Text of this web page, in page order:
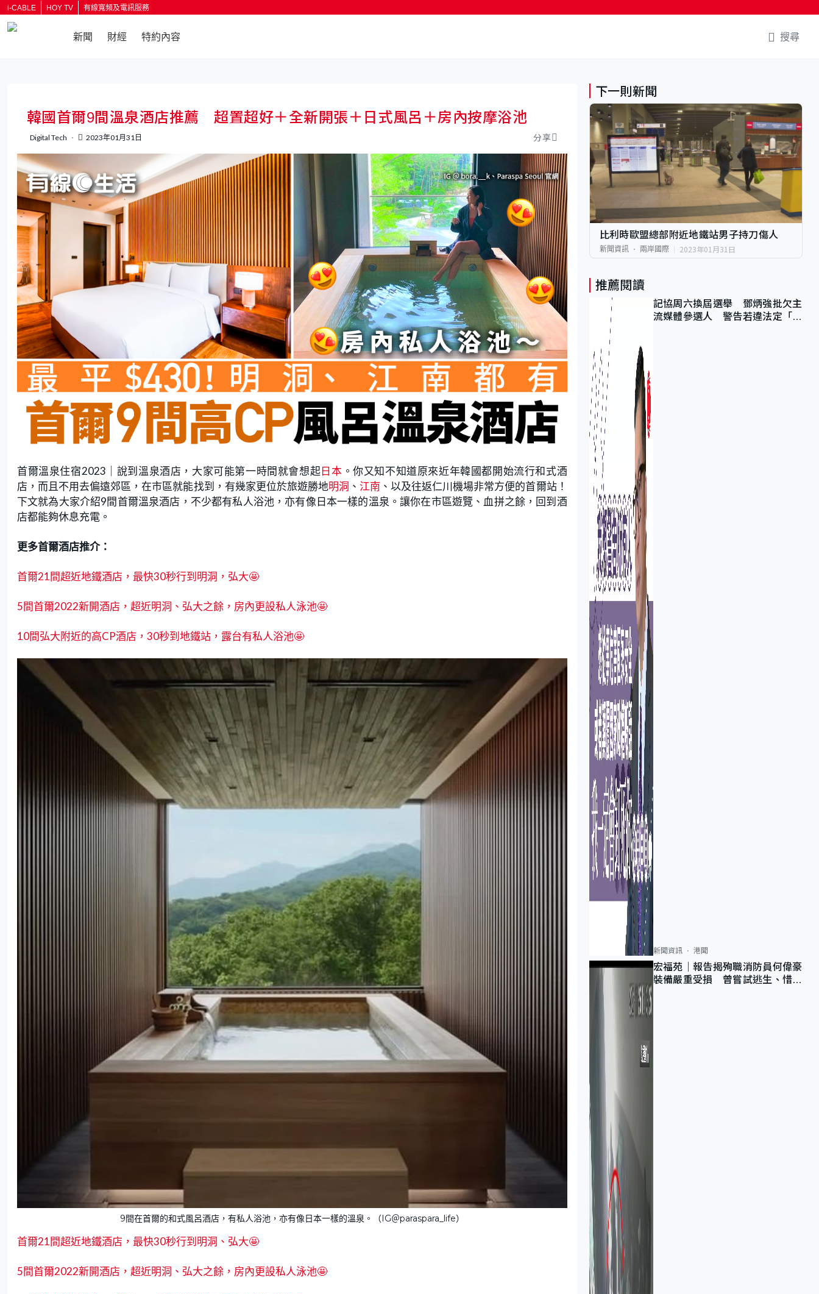
i-CABLE HOY TV 有線寬頻及電訊服務
新聞 財經 特約內容 搜尋
韓國首爾9間溫泉酒店推薦 超置超好＋全新開張＋日式風呂＋房內按摩浴池
Digital Tech 2023年01月31日 分享
首爾溫泉住宿2023｜說到溫泉酒店，大家可能第一時間就會想起日本 。你又知不知道原來近年韓國都開始流行和式酒
店，而且不用去偏遠郊區，在市區就能找到，有幾家更位於旅遊勝地明洞 、 江南 、以及往返仁川機場非常方便的首爾站！
下文就為大家介紹9間首爾溫泉酒店，不少都有私人浴池，亦有像日本一樣的溫泉。讓你在市區遊覽、血拼之餘，回到酒
店都能夠休息充電。
更多首爾酒店推介：
首爾21間超近地鐵酒店，最快30秒行到明洞，弘大🤩
5間首爾2022新開酒店，超近明洞、弘大之餘，房內更設私人泳池🤩
10間弘大附近的高CP酒店，30秒到地鐵站，露台有私人浴池🤩
9間在首爾的和式風呂酒店，有私人浴池，亦有像日本一樣的溫泉。（IG＠paraspara_life）
首爾21間超近地鐵酒店，最快30秒行到明洞、弘大🤩
5間首爾2022新開酒店，超近明洞、弘大之餘，房內更設私人泳池🤩
下一則新聞
比利時歐盟總部附近地鐵站男子持刀傷人
新聞資訊 兩岸國際 2023年01月31日
推薦閱讀
記協周六換屆選舉 鄧炳強批欠主
流媒體參選人 警告若違法定「釘
新聞資訊 港聞
宏福苑｜報告揭殉職消防員何偉豪
裝備嚴重受損 曾嘗試逃生、惜別